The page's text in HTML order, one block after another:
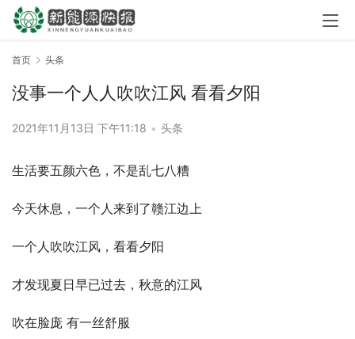
首页 头条
没事一个人人吹吹江风 看看夕阳
2021年11月13日 下午11:18 • 头条
生活要五颜六色，不是乱七八糟
今天休息，一个人来到了赣江边上
一个人吹吹江风，看看夕阳
才发现夏日早已过去，秋意的江风
吹在脸庞 有一丝舒服